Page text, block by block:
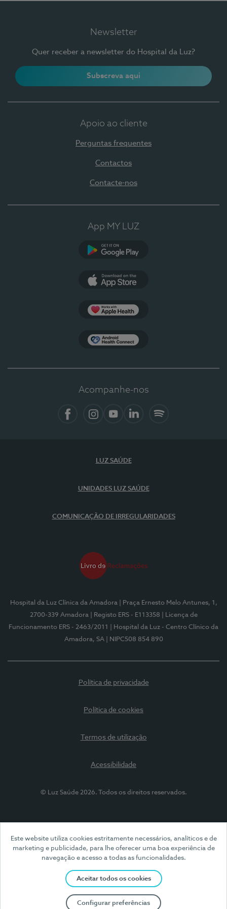
Este website utiliza cookies estritamente necessários, analíticos e de
marketing e publicidade, para lhe oferecer uma boa experiência de
navegação e acesso a todas as funcionalidades.
Aceitar todos os cookies
Configurar preferências
Newsletter
Quer receber a newsletter do Hospital da Luz?
Subscreva aqui
Apoio ao cliente
Perguntas frequentes
Contactos
Contacte-nos
App MY LUZ
Acompanhe-nos
LUZ SAÚDE
UNIDADES LUZ SAÚDE
COMUNICAÇÃO DE IRREGULARIDADES
Hospital da Luz Clínica da Amadora
| Praça Ernesto Melo Antunes, 1,
2700-339 Amadora
| Registo ERS - E113358
| Licença de
Funcionamento ERS - 2463/2011
| Hospital da Luz - Centro Clínico da
Amadora, SA
| NIPC508 854 890
Política de privacidade
Política de cookies
Termos de utilização
Acessibilidade
© Luz Saúde 2026. Todos os direitos reservados.